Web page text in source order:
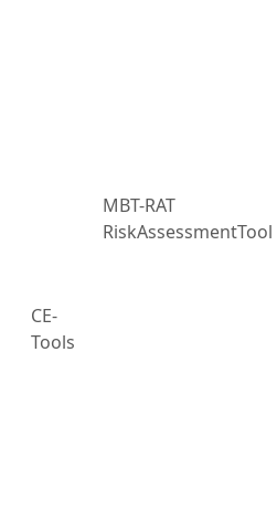
CE-
Tools
MBT-RAT
RiskAssessmentTool